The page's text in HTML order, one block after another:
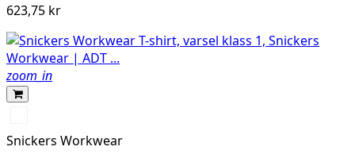
623,75 kr
zoom_in
vis
yellow
Snickers Workwear